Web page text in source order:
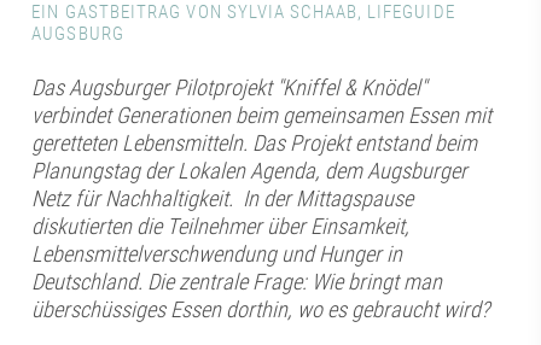
EIN GASTBEITRAG VON SYLVIA SCHAAB, LIFEGUIDE
AUGSBURG
Das Augsburger Pilotprojekt "Kniffel & Knödel"
verbindet Generationen beim gemeinsamen Essen mit
geretteten Lebensmitteln. Das Projekt entstand beim
Planungstag der Lokalen Agenda, dem Augsburger
Netz für Nachhaltigkeit. In der Mittagspause
diskutierten die Teilnehmer über Einsamkeit,
Lebensmittelverschwendung und Hunger in
Deutschland. Die zentrale Frage: Wie bringt man
überschüssiges Essen dorthin, wo es gebraucht wird?